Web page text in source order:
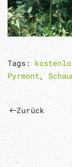
Tags:
Pyrmont,
Zurück